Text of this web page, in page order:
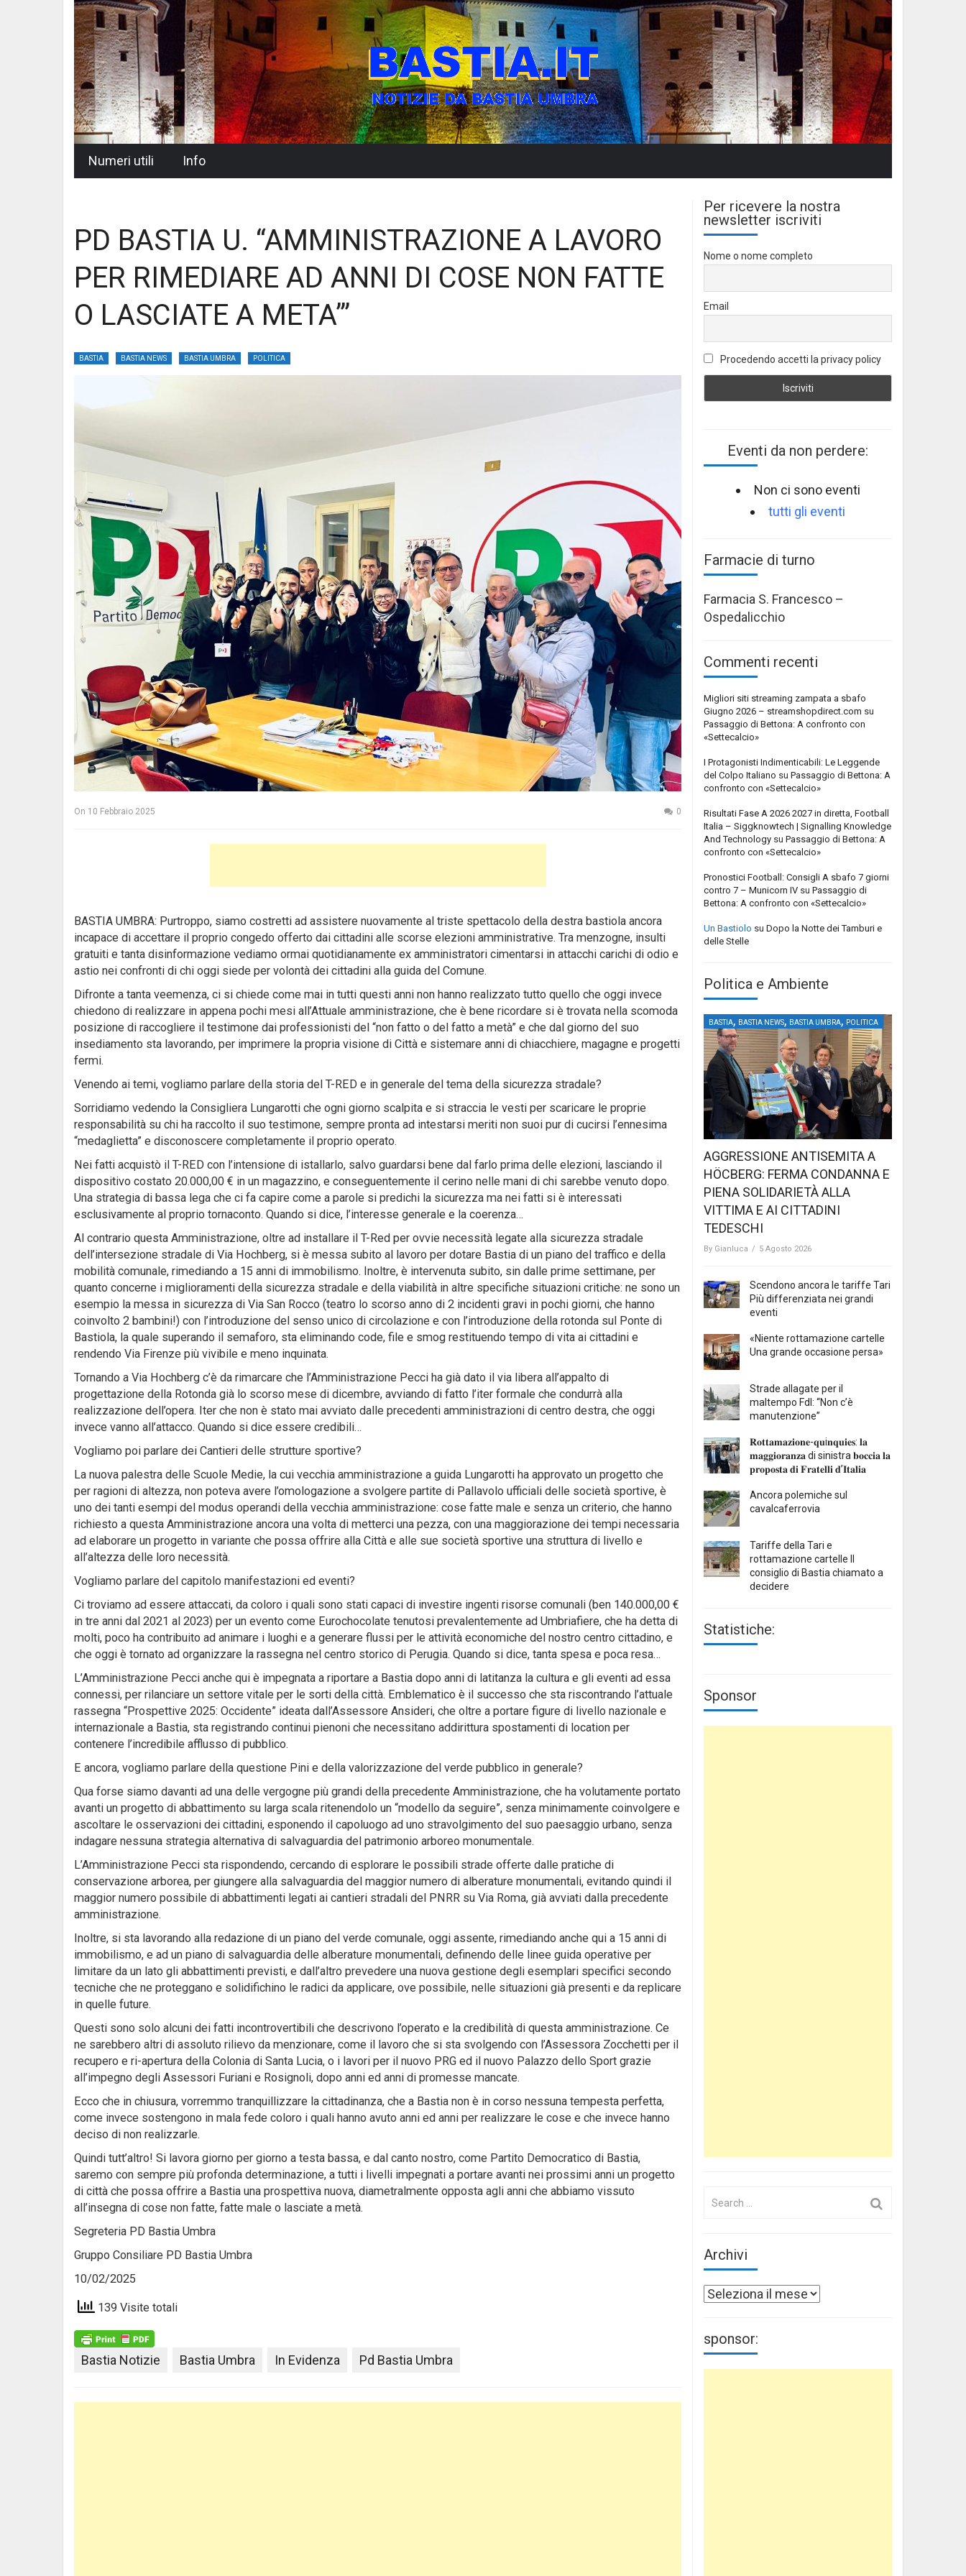
Numeri utili Info
PD BASTIA U. “AMMINISTRAZIONE A LAVORO
PER RIMEDIARE AD ANNI DI COSE NON FATTE
O LASCIATE A META’”
BASTIA BASTIA NEWS BASTIA UMBRA POLITICA
On 10 Febbraio 2025 0
BASTIA UMBRA: Purtroppo, siamo costretti ad assistere nuovamente al triste spettacolo della destra bastiola ancora
incapace di accettare il proprio congedo offerto dai cittadini alle scorse elezioni amministrative. Tra menzogne, insulti
gratuiti e tanta disinformazione vediamo ormai quotidianamente ex amministratori cimentarsi in attacchi carichi di odio e
astio nei confronti di chi oggi siede per volontà dei cittadini alla guida del Comune.
Difronte a tanta veemenza, ci si chiede come mai in tutti questi anni non hanno realizzato tutto quello che oggi invece
chiedono di realizzare in appena pochi mesi all’Attuale amministrazione, che è bene ricordare si è trovata nella scomoda
posizione di raccogliere il testimone dai professionisti del “non fatto o del fatto a metà” e che dal giorno del suo
insediamento sta lavorando, per imprimere la propria visione di Città e sistemare anni di chiacchiere, magagne e progetti
fermi.
Venendo ai temi, vogliamo parlare della storia del T-RED e in generale del tema della sicurezza stradale?
Sorridiamo vedendo la Consigliera Lungarotti che ogni giorno scalpita e si straccia le vesti per scaricare le proprie
responsabilità su chi ha raccolto il suo testimone, sempre pronta ad intestarsi meriti non suoi pur di cucirsi l’ennesima
“medaglietta” e disconoscere completamente il proprio operato.
Nei fatti acquistò il T-RED con l’intensione di istallarlo, salvo guardarsi bene dal farlo prima delle elezioni, lasciando il
dispositivo costato 20.000,00 € in un magazzino, e conseguentemente il cerino nelle mani di chi sarebbe venuto dopo.
Una strategia di bassa lega che ci fa capire come a parole si predichi la sicurezza ma nei fatti si è interessati
esclusivamente al proprio tornaconto. Quando si dice, l’interesse generale e la coerenza…
Al contrario questa Amministrazione, oltre ad installare il T-Red per ovvie necessità legate alla sicurezza stradale
dell’intersezione stradale di Via Hochberg, si è messa subito al lavoro per dotare Bastia di un piano del traffico e della
mobilità comunale, rimediando a 15 anni di immobilismo. Inoltre, è intervenuta subito, sin dalle prime settimane, per
quanto concerne i miglioramenti della sicurezza stradale e della viabilità in altre specifiche situazioni critiche: ne sono un
esempio la messa in sicurezza di Via San Rocco (teatro lo scorso anno di 2 incidenti gravi in pochi giorni, che hanno
coinvolto 2 bambini!) con l’introduzione del senso unico di circolazione e con l’introduzione della rotonda sul Ponte di
Bastiola, la quale superando il semaforo, sta eliminando code, file e smog restituendo tempo di vita ai cittadini e
rendendo Via Firenze più vivibile e meno inquinata.
Tornando a Via Hochberg c’è da rimarcare che l’Amministrazione Pecci ha già dato il via libera all’appalto di
progettazione della Rotonda già lo scorso mese di dicembre, avviando di fatto l’iter formale che condurrà alla
realizzazione dell’opera. Iter che non è stato mai avviato dalle precedenti amministrazioni di centro destra, che oggi
invece vanno all’attacco. Quando si dice essere credibili…
Vogliamo poi parlare dei Cantieri delle strutture sportive?
La nuova palestra delle Scuole Medie, la cui vecchia amministrazione a guida Lungarotti ha approvato un progetto che
per ragioni di altezza, non poteva avere l’omologazione a svolgere partite di Pallavolo ufficiali delle società sportive, è
uno dei tanti esempi del modus operandi della vecchia amministrazione: cose fatte male e senza un criterio, che hanno
richiesto a questa Amministrazione ancora una volta di metterci una pezza, con una maggiorazione dei tempi necessaria
ad elaborare un progetto in variante che possa offrire alla Città e alle sue società sportive una struttura di livello e
all’altezza delle loro necessità.
Vogliamo parlare del capitolo manifestazioni ed eventi?
Ci troviamo ad essere attaccati, da coloro i quali sono stati capaci di investire ingenti risorse comunali (ben 140.000,00 €
in tre anni dal 2021 al 2023) per un evento come Eurochocolate tenutosi prevalentemente ad Umbriafiere, che ha detta di
molti, poco ha contribuito ad animare i luoghi e a generare flussi per le attività economiche del nostro centro cittadino, e
che oggi è tornato ad organizzare la rassegna nel centro storico di Perugia. Quando si dice, tanta spesa e poca resa…
L’Amministrazione Pecci anche qui è impegnata a riportare a Bastia dopo anni di latitanza la cultura e gli eventi ad essa
connessi, per rilanciare un settore vitale per le sorti della città. Emblematico è il successo che sta riscontrando l’attuale
rassegna “Prospettive 2025: Occidente” ideata dall’Assessore Ansideri, che oltre a portare figure di livello nazionale e
internazionale a Bastia, sta registrando continui pienoni che necessitano addirittura spostamenti di location per
contenere l’incredibile afflusso di pubblico.
E ancora, vogliamo parlare della questione Pini e della valorizzazione del verde pubblico in generale?
Qua forse siamo davanti ad una delle vergogne più grandi della precedente Amministrazione, che ha volutamente portato
avanti un progetto di abbattimento su larga scala ritenendolo un “modello da seguire”, senza minimamente coinvolgere e
ascoltare le osservazioni dei cittadini, esponendo il capoluogo ad uno stravolgimento del suo paesaggio urbano, senza
indagare nessuna strategia alternativa di salvaguardia del patrimonio arboreo monumentale.
L’Amministrazione Pecci sta rispondendo, cercando di esplorare le possibili strade offerte dalle pratiche di
conservazione arborea, per giungere alla salvaguardia del maggior numero di alberature monumentali, evitando quindi il
maggior numero possibile di abbattimenti legati ai cantieri stradali del PNRR su Via Roma, già avviati dalla precedente
amministrazione.
Inoltre, si sta lavorando alla redazione di un piano del verde comunale, oggi assente, rimediando anche qui a 15 anni di
immobilismo, e ad un piano di salvaguardia delle alberature monumentali, definendo delle linee guida operative per
limitare da un lato gli abbattimenti previsti, e dall’altro prevedere una nuova gestione degli esemplari specifici secondo
tecniche che ne proteggano e solidifichino le radici da applicare, ove possibile, nelle situazioni già presenti e da replicare
in quelle future.
Questi sono solo alcuni dei fatti incontrovertibili che descrivono l’operato e la credibilità di questa amministrazione. Ce
ne sarebbero altri di assoluto rilievo da menzionare, come il lavoro che si sta svolgendo con l’Assessora Zocchetti per il
recupero e ri-apertura della Colonia di Santa Lucia, o i lavori per il nuovo PRG ed il nuovo Palazzo dello Sport grazie
all’impegno degli Assessori Furiani e Rosignoli, dopo anni ed anni di promesse mancate.
Ecco che in chiusura, vorremmo tranquillizzare la cittadinanza, che a Bastia non è in corso nessuna tempesta perfetta,
come invece sostengono in mala fede coloro i quali hanno avuto anni ed anni per realizzare le cose e che invece hanno
deciso di non realizzarle.
Quindi tutt’altro! Si lavora giorno per giorno a testa bassa, e dal canto nostro, come Partito Democratico di Bastia,
saremo con sempre più profonda determinazione, a tutti i livelli impegnati a portare avanti nei prossimi anni un progetto
di città che possa offrire a Bastia una prospettiva nuova, diametralmente opposta agli anni che abbiamo vissuto
all’insegna di cose non fatte, fatte male o lasciate a metà.
Segreteria PD Bastia Umbra
Gruppo Consiliare PD Bastia Umbra
10/02/2025
139 Visite totali
Bastia Notizie Bastia Umbra In Evidenza Pd Bastia Umbra
Per ricevere la nostra
newsletter iscriviti
Nome o nome completo
Email
Procedendo accetti la privacy policy
Eventi da non perdere:
Non ci sono eventi
tutti gli eventi
Farmacie di turno
Farmacia S. Francesco –
Ospedalicchio
Commenti recenti
Migliori siti streaming zampata a sbafo
Giugno 2026 – streamshopdirect.com su
Passaggio di Bettona: A confronto con
«Settecalcio»
I Protagonisti Indimenticabili: Le Leggende
del Colpo Italiano su Passaggio di Bettona: A
confronto con «Settecalcio»
Risultati Fase A 2026 2027 in diretta, Football
Italia – Siggknowtech | Signalling Knowledge
And Technology su Passaggio di Bettona: A
confronto con «Settecalcio»
Pronostici Football: Consigli A sbafo 7 giorni
contro 7 – Municorn IV su Passaggio di
Bettona: A confronto con «Settecalcio»
Un Bastiolo su Dopo la Notte dei Tamburi e
delle Stelle
Politica e Ambiente
BASTIA, BASTIA NEWS, BASTIA UMBRA, POLITICA
AGGRESSIONE ANTISEMITA A
HÖCBERG: FERMA CONDANNA E
PIENA SOLIDARIETÀ ALLA
VITTIMA E AI CITTADINI
TEDESCHI
By Gianluca / 5 Agosto 2026
Scendono ancora le tariffe Tari
Più differenziata nei grandi
eventi
«Niente rottamazione cartelle
Una grande occasione persa»
Strade allagate per il
maltempo FdI: “Non c’è
manutenzione”
𝐑𝐨𝐭𝐭𝐚𝐦𝐚𝐳𝐢𝐨𝐧𝐞-𝐪𝐮i𝐧𝐪𝐮𝐢𝐞𝐬: 𝐥𝐚
𝐦𝐚𝐠𝐠𝐢𝐨𝐫𝐚𝐧𝐳𝐚 di sinistra 𝐛𝐨𝐜𝐜𝐢𝐚 𝐥𝐚
𝐩𝐫𝐨𝐩𝐨𝐬𝐭𝐚 𝐝𝐢 𝐅𝐫𝐚𝐭𝐞𝐥𝐥𝐢 𝐝’𝐈𝐭𝐚𝐥𝐢𝐚
Ancora polemiche sul
cavalcaferrovia
Tariffe della Tari e
rottamazione cartelle Il
consiglio di Bastia chiamato a
decidere
Statistiche:
Sponsor
Archivi
Archivi
sponsor: